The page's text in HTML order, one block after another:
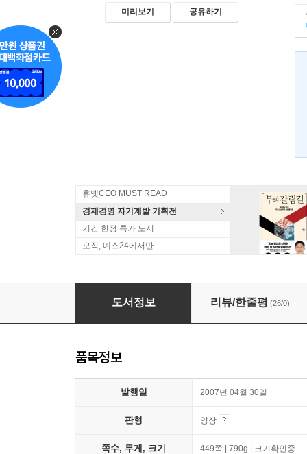
미리보기 공유하기
휴넷CEO MUST READ
경제경영 자기계발 기획전
기간 한정 특가 도서
오직, 예스24에서만
새뮤얼 스마일즈 의지의 힘
도서정보 리뷰/한줄평 (26/0)
품목정보
발행일 2007년 04월 30일
판형 양장
쪽수, 무게, 크기 449쪽 | 790g | 크기확인중